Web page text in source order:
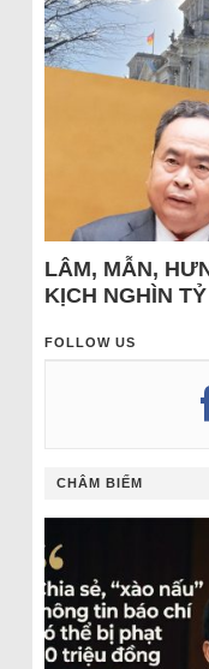
LÂM, MẪN,
KỊCH NGHÌN
FOLLOW US
CHÂM BIẾM